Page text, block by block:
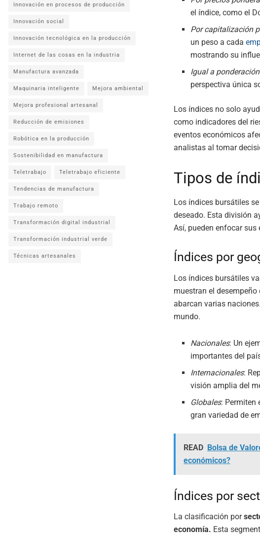
el índice, como el
Por capitalización
un peso a cada
mostrando su
Igual a
perspectiva única
Los índices no solo
como indicadores del
eventos económicos
analistas al tomar
Tipos de
Los índices bursátiles
deseado. Esta división
Así, pueden enfocar
Índices por
Los índices bursátiles
muestran el
abarcan varias
mundo.
Nacionales: Un
importantes del
Internacionales:
visión amplia del
Globales: Permiten
gran variedad de
READ Bolsa de
económicos?
Índices por
La clasificación por
economía. Esta
Innovación en procesos de producción
Innovación social
Innovación tecnológica en la producción
Internet de las cosas en la industria
Manufactura avanzada
Maquinaria inteligente Mejora ambiental
Mejora profesional artesanal
Reducción de emisiones
Robótica en la producción
Sostenibilidad en manufactura
Teletrabajo Teletrabajo eficiente
Tendencias de manufactura
Trabajo remoto
Transformación digital industrial
Transformación industrial verde
Técnicas artesanales